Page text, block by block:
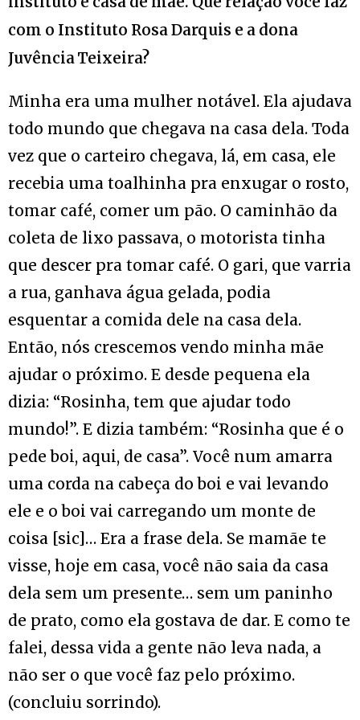
com o Instituto Rosa Darquis e a dona
Juvência Teixeira?
Minha era uma mulher notável. Ela ajudava
todo mundo que chegava na casa dela. Toda
vez que o carteiro chegava, lá, em casa, ele
recebia uma toalhinha pra enxugar o rosto,
tomar café, comer um pão. O caminhão da
coleta de lixo passava, o motorista tinha
que descer pra tomar café. O gari, que varria
a rua, ganhava água gelada, podia
esquentar a comida dele na casa dela.
Então, nós crescemos vendo minha mãe
ajudar o próximo. E desde pequena ela
dizia: “Rosinha, tem que ajudar todo
mundo!”. E dizia também: “Rosinha que é o
pede boi, aqui, de casa”. Você num amarra
uma corda na cabeça do boi e vai levando
ele e o boi vai carregando um monte de
coisa [sic]… Era a frase dela. Se mamãe te
visse, hoje em casa, você não saia da casa
dela sem um presente… sem um paninho
de prato, como ela gostava de dar. E como te
falei, dessa vida a gente não leva nada, a
não ser o que você faz pelo próximo.
(concluiu sorrindo).